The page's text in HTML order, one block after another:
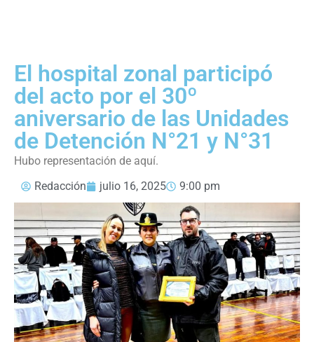
El hospital zonal participó
del acto por el 30º
aniversario de las Unidades
de Detención N°21 y N°31
Hubo representación de aquí.
Redacción
julio 16, 2025 9:00 pm